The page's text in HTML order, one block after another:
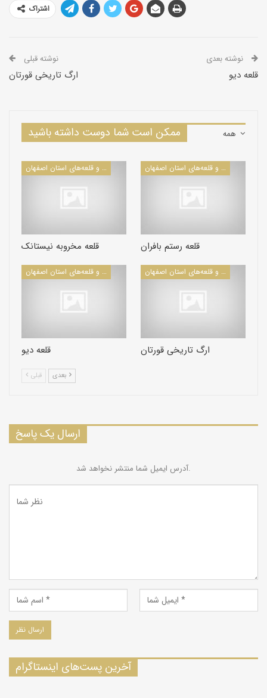
اشتراک
نوشته قبلی
ارگ تاریخی قورتان قلعه دیو
ممکن است شما دوست داشته باشید
کاروانسراها و قلعه‌های استان اصفهان
قلعه مخروبه نیستانک
کاروانسراها و قلعه‌های استان اصفهان
قلعه رستم بافران
کاروانسراها و قلعه‌های استان اصفهان
قلعه دیو
کاروانسراها و قلعه‌های استان اصفهان
ارگ تاریخی قورتان
قبلی
ارسال یک پاسخ
آدرس ایمیل شما منتشر نخواهد شد.
آخرین پست‌های اینستاگرام